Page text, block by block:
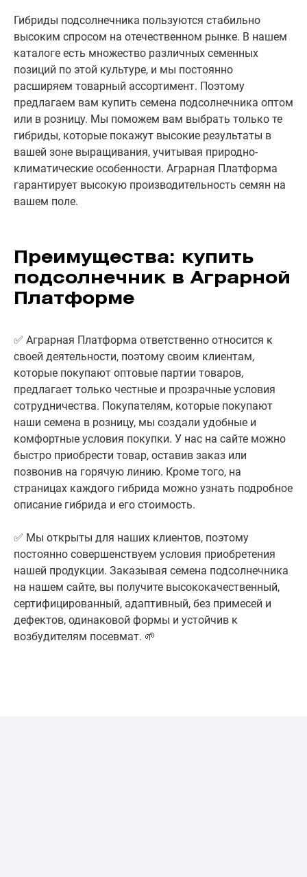
Гибриды подсолнечника пользуются стабильно
высоким спросом на отечественном рынке. В нашем
каталоге есть множество различных семенных
позиций по этой культуре, и мы постоянно
расширяем товарный ассортимент. Поэтому
предлагаем вам купить семена подсолнечника оптом
или в розницу. Мы поможем вам выбрать только те
гибриды, которые покажут высокие результаты в
вашей зоне выращивания, учитывая природно-
климатические особенности. Аграрная Платформа
гарантирует высокую производительность семян на
вашем поле.
Преимущества: купить
подсолнечник в Аграрной
Платформе
✅ Аграрная Платформа ответственно относится к
своей деятельности, поэтому своим клиентам,
которые покупают оптовые партии товаров,
предлагает только честные и прозрачные условия
сотрудничества. Покупателям, которые покупают
наши семена в розницу, мы создали удобные и
комфортные условия покупки. У нас на сайте можно
быстро приобрести товар, оставив заказ или
позвонив на горячую линию. Кроме того, на
страницах каждого гибрида можно узнать подробное
описание гибрида и его стоимость.
✅ Мы открыты для наших клиентов, поэтому
постоянно совершенствуем условия приобретения
нашей продукции. Заказывая семена подсолнечника
на нашем сайте, вы получите высококачественный,
сертифицированный, адаптивный, без примесей и
дефектов, одинаковой формы и устойчив к
возбудителям посевмат. 🌱